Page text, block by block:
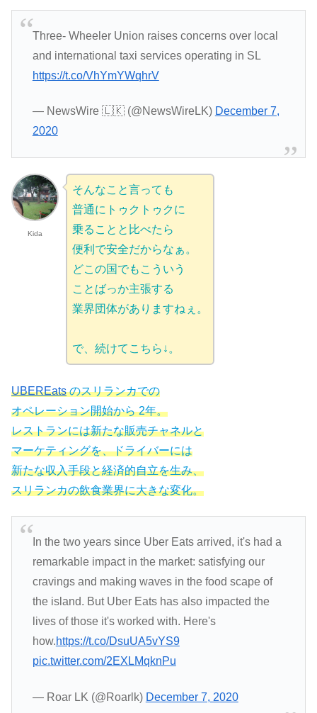
Three- Wheeler Union raises concerns over local
and international taxi services operating in SL
https://t.co/VhYmYWqhrV
— NewsWire 🇱🇰 (@NewsWireLK) December 7,
2020
Kida
そんなこと言っても
普通にトゥクトゥクに
乗ることと比べたら
便利で安全だからなぁ。
どこの国でもこういう
ことばっか主張する
業界団体がありますねぇ。
で、続けてこちら↓。
UBEREatsのスリランカでの
オペレーション開始から 2年。
レストランには新たな販売チャネルと
マーケティングを、ドライバーには
新たな収入手段と経済的自立を生み、
スリランカの飲食業界に大きな変化。
In the two years since Uber Eats arrived, it's had a
remarkable impact in the market: satisfying our
cravings and making waves in the food scape of
the island. But Uber Eats has also impacted the
lives of those it's worked with. Here's
how.https://t.co/DsuUA5vYS9
pic.twitter.com/2EXLMqknPu
— Roar LK (@Roarlk) December 7, 2020